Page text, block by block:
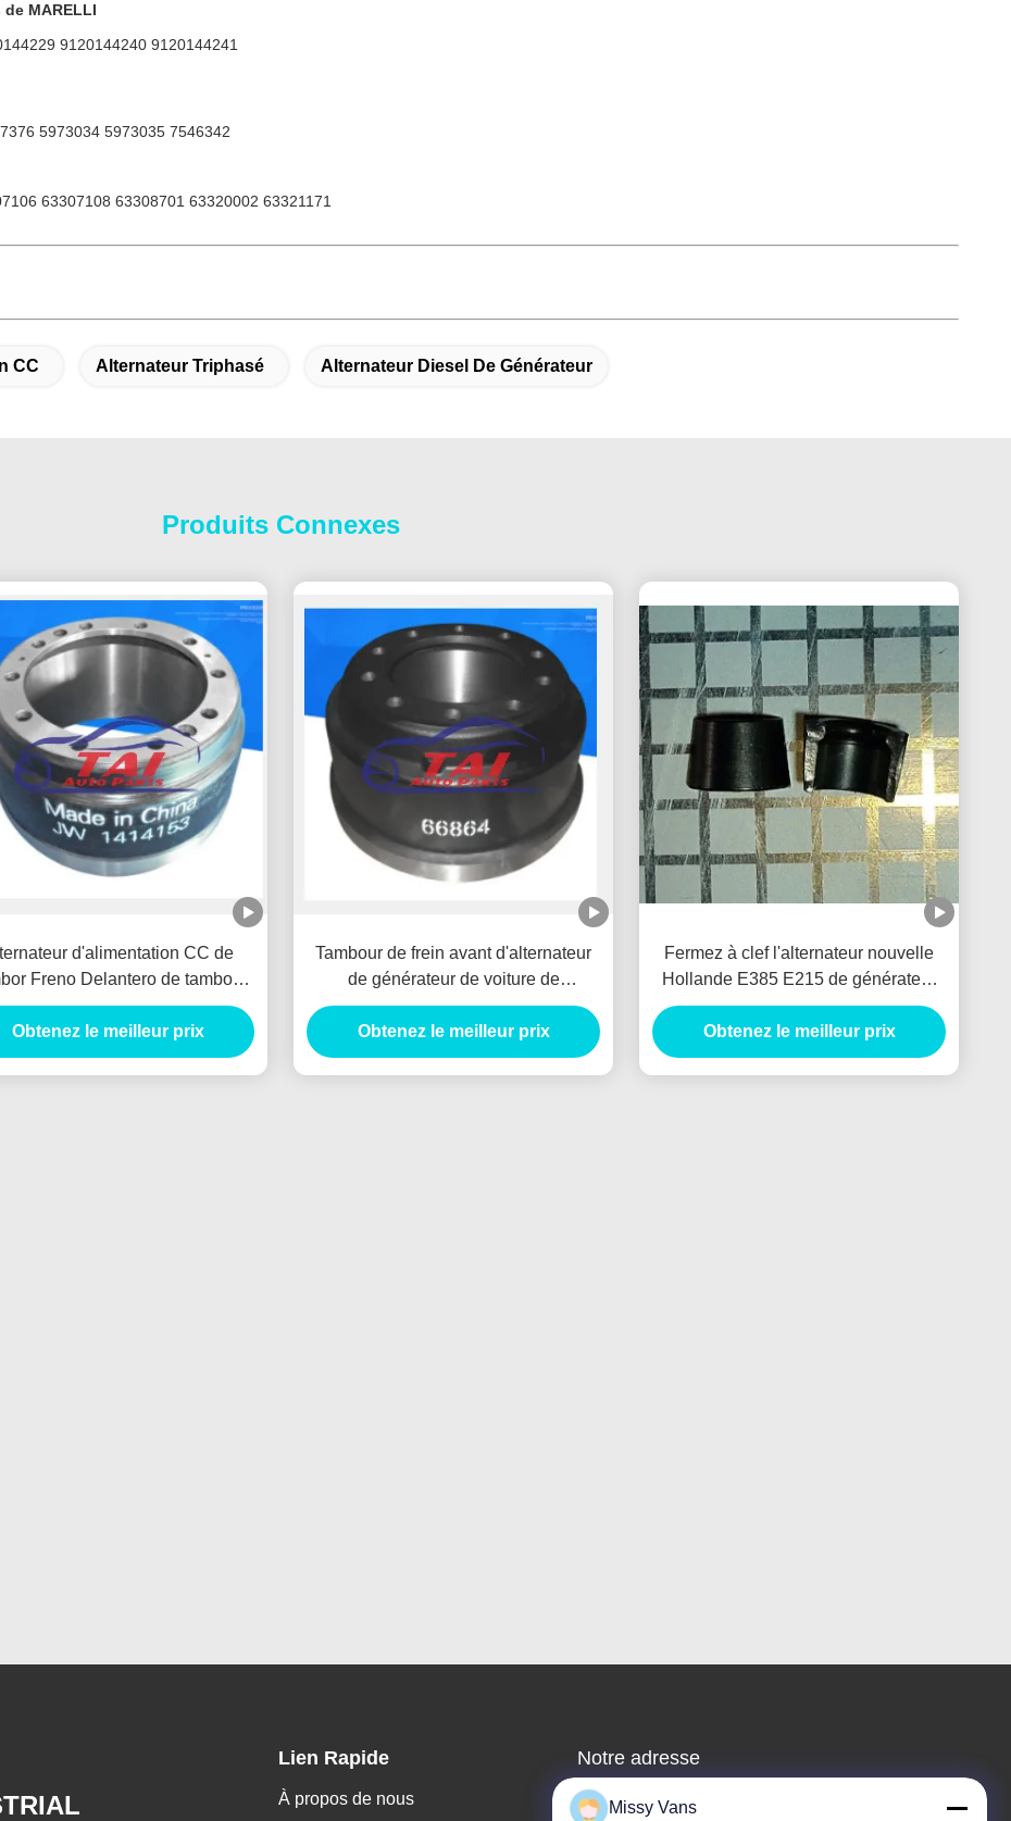
de MARELLI
9120144240 9120144241
5973034 5973035 7546342
63307108 63308701 63320002 63321171
CC Alternateur Triphasé Alternateur Diesel De Générateur
Produits Connexes
d'alimentation CC de
Freno Delantero de tambour
avant POUR MITSUBISHI
1414153
Obtenez le meilleur prix
Tambour de frein avant d'alternateur
de générateur de voiture de
MITSUBISHI 66864 Tambor Freno
Delantero
Obtenez le meilleur prix
Fermez à clef l'alternateur nouvelle
Hollande E385 E215 de générateur
de voiture d'arrêtoir de SPG de valve
pour HINO J05E VH900126122A
Obtenez le meilleur prix
Lien Rapide
À propos de nous
Notre adresse
Adresse de l'entreprise
Missy Vans